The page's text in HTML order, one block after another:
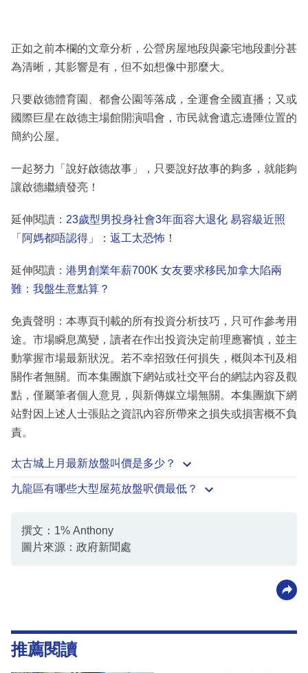
正如之前本欄的文章分析，公營房屋地段與豪宅地段劃分甚
為清晰，其影響是有，但不如想像中那麼大。
只要啟德體育園、都會公園等落成，全運會全國直播；又或
國際巨星在啟德主場館開演唱會，市民就會遺忘邊陲位置的
簡約公屋。
一起努力「說好啟德故事」，只要說好故事的夠多，就能夠
讓啟德繼續發亮！
延伸閱讀： 23歲型男投身社會3年面容大退化 易容級近照
「阿媽都唔認得」：返工太恐怖！
延伸閱讀： 港男創業年薪700K 女友要求移民加拿大陷兩
難：我盤生意點算？
免責聲明：本專頁刊載的所有投資分析技巧，只可作參考用
途。市場瞬息萬變，讀者在作出投資決定前理應審慎，並主
動掌握市場最新狀況。若不幸招致任何損失，概與本刊及相
關作者無關。而本集團旗下網站或社交平台的網誌內容及觀
點，僅屬筆者個人意見，與新傳媒立場無關。本集團旗下網
站對因上述人士張貼之資訊內容所帶來之損失或損害概不負
責。
太古城上月最新放盤叫價是多少？
九龍區有哪些大型屋苑放盤呎價最低？
撰文：1% Anthony
圖片來源：政府新聞處
推薦閱讀